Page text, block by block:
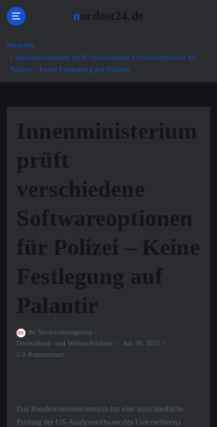
l
nordost24.de
Startseite
Innenministerium prüft verschiedene Softwareoptionen für
Polizei – Keine Festlegung auf Palantir
Innenministerium
prüft
verschiedene
Softwareoptionen
für Polizei – Keine
Festlegung auf
Palantir
dts Nachrichtenagentur
Deutschland- und Weltnachrichten
Juli 30, 2025
0 Kommentare
Das Bundesinnenministerium hat eine ausschließliche
Prüfung der US-Analysesoftware des Unternehmens